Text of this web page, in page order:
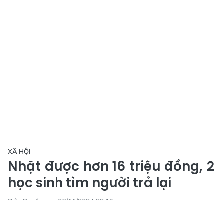
XÃ HỘI
Nhặt được hơn 16 triệu đồng, 2
học sinh tìm người trả lại